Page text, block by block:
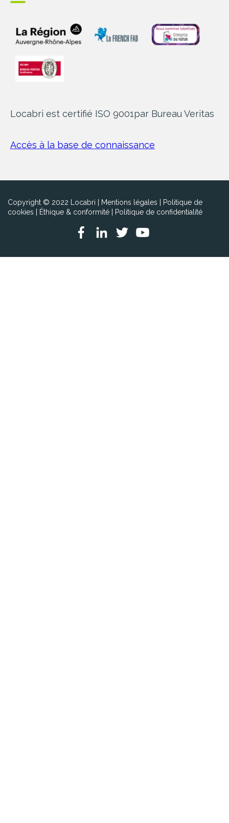
Locabri est certifié ISO 9001par Bureau Veritas
Accès à la base de connaissance
Copyright © 2022 Locabri | Mentions légales
Politique de
cookies
Éthique & conformité Politique de confidentialité